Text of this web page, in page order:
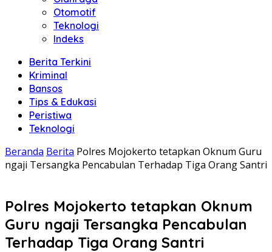
Otomotif
Teknologi
Indeks
Berita Terkini
Kriminal
Bansos
Tips & Edukasi
Peristiwa
Teknologi
Beranda Berita Polres Mojokerto tetapkan Oknum Guru
ngaji Tersangka Pencabulan Terhadap Tiga Orang Santri
Polres Mojokerto tetapkan Oknum
Guru ngaji Tersangka Pencabulan
Terhadap Tiga Orang Santri